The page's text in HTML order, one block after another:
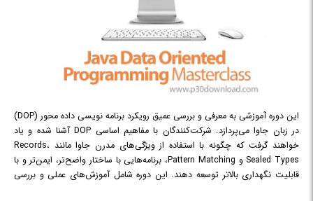
این دوره آموزشی به معرفی و بررسی عمیق رویکرد برنامه نویسی داده محور (DOP)
در زبان جاوا می‌پردازد. شرکت‌کنندگان با مفاهیم اساسی DOP آشنا شده و یاد
خواهند گرفت که چگونه با استفاده از ویژگی‌های مدرن جاوا مانند Records،
Sealed Types و Pattern Matching، برنامه‌هایی با ساختار واضح‌تر، ایمن‌تر و با
قابلیت نگهداری بالاتر توسعه دهند. این دوره شامل آموزش‌های عملی و بررسی